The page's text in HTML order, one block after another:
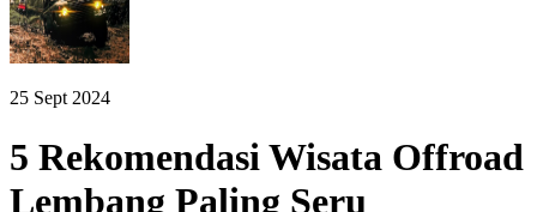
25 Sept 2024
5 Rekomendasi Wisata Offroad
Lembang Paling Seru